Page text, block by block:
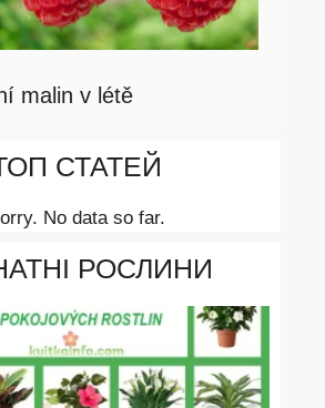
malin v létě
СТАТЕЙ
No data so far.
РОСЛИНИ